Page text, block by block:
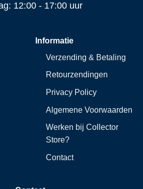
12:00 - 17:00 uur
Informatie
Verzending & Betaling
Retourzendingen
Privacy Policy
Algemene Voorwaarden
Werken bij Collector
Store?
Contact